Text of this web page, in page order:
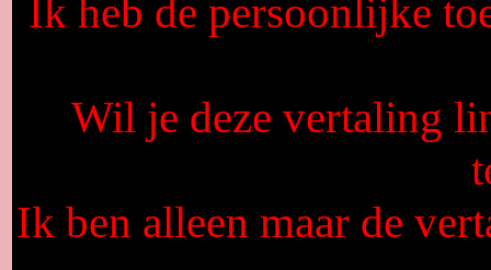
Ik heb de persoonlijke
Wil je deze vertaling
Ik ben alleen maar de